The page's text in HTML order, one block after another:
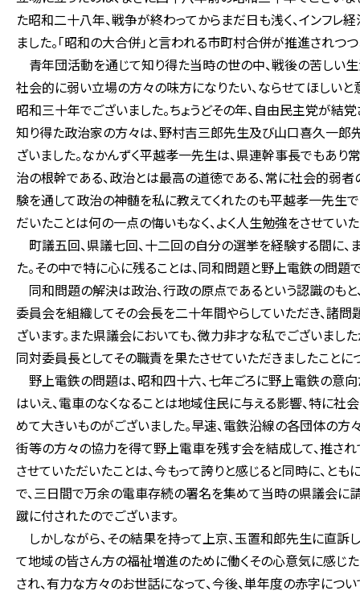
た昭和二十八年、戦争が終わってからまだ日も浅く、インフレ
ました。「昭和の大合併」と言われる市町村合併が推進されつ
青年団活動を通じて知り得た当時の世の中、戦後の苦しい生
社会的に弱い立場の方々の味方になりたい、ならせてほしい
昭和三十年でございました。ちょうどその年、自由民主党が結
知り得た政治家の方々は、野村吉三郎先生及び山口喜久一郎
ざいました。なかんずく平越孝一先生は、県連幹事長でもあ
治の根幹である、政治とは最高の道徳である、常に社会的弱
験を通して政治の神髄を私に教えてくれたのも平越孝一先生
だいたことは何の一点の悔いもなく、よく人生勉強をさせてい
町議五回、県議七回、十二回の自分の選挙を経験する間に
た。その中で特に心に残ることは、同和問題と野上電鉄の問題
同和問題の解決は政治、行政の原点であるという認識のも
委員会を組織してその会長を二十年間やらしていただき、諸
ざいます。また県議会においても、微力非才な私でございまし
同対委員長としてその職責を果たさせていただきましたことに
野上電鉄の問題は、昭和四十六、七年ごろに野上電鉄の意向
はいえ、電車のなくなることは地域住民に与える影響、特に社
めて大きいものがございました。早速、電鉄沿線の各団体の方
街等の方々の協力を得て野上電車を残す会を結成して、推さ
させていただいたことは、今もって誇りと感じると同時に、と
で、三日間で万余の電車存続の署名を集めて当時の県議会に
蹴に付されたのでございます。
しかしながら、その結果を持って上京、玉置和郎先生に直
て地域の皆さん方の福祉増進のために働くその心意気に感じ
され、有力な方々のお世話になって、今後、単年度の赤字に